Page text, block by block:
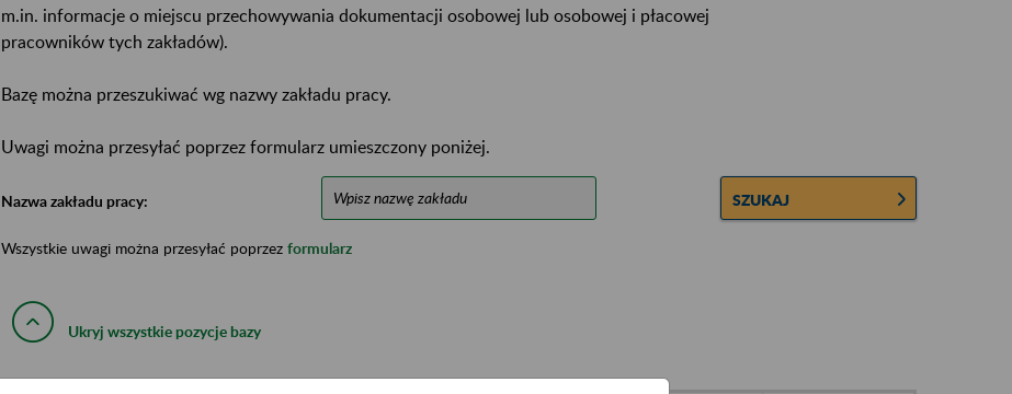
m.in. informacje o miejscu przechowywania dokumentacji osobowej lub osobowej i płacowej
pracowników tych zakładów).
Bazę można przeszukiwać wg nazwy zakładu pracy.
Uwagi można przesyłać poprzez formularz umieszczony poniżej.
Nazwa zakładu pracy: SZUKAJ
Wszystkie uwagi można przesyłać poprzez formularz
Ukryj wszystkie pozycje bazy